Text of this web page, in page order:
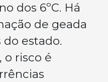
dos 6ºC. Há
de geada
do estado.
o risco é